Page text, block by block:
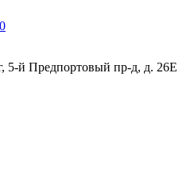
0
5-й Предпортовый пр-д, д. 26Е